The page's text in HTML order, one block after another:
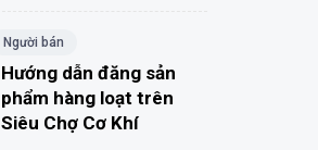
Người bán
Hướng dẫn đăng sản
phẩm hàng loạt trên
Siêu Chợ Cơ Khí